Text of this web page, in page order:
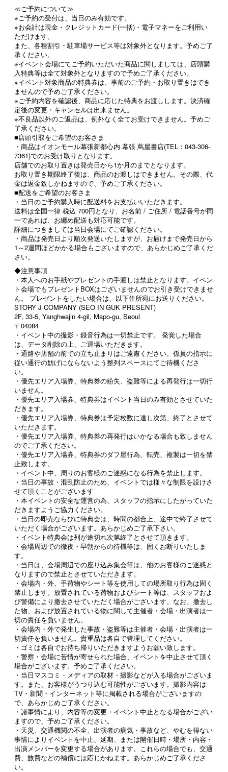
≪ご予約について≫
※ご予約の受付は、当日のみ有効です。
※お会計は現金・クレジットカード(一括)・電子マネーをご利用い
ただけます。
また、各種割引・駐車場サービス等は対象外となります。予めご了
承ください。
※イベント会場にてご予約いただいた商品に関しましては、店頭購
入特典等は全て対象外となりますので予めご了承ください。
※イベント対象商品の特典券は、事前のご予約・お取り置きはでき
ませんので予めご了承ください。
※ご予約内容を確認後、商品に応じた特典をお渡しします。決済確
定後の変更・キャンセルは出来ません。
※不良品以外のご返品は、例外なく全てお受けできません。予めご
了承ください。
■店頭引取をご希望のお客さま
・商品はイオンモール幕張新都心内 幕張 蔦屋書店(TEL：043-306-
7361)でのお受け取りとなります。
店舗でのお取り置きは発売日から1か月のまでとなります。
お取り置き期限終了後は、商品のお渡しはできません。その際、代
金は返金致しかねますので、予めご了承ください。
■配送をご希望のお客さま
・当日のご予約購入時に配送料をお支払いいただきます。
送料は全国一律 税込 700円となり、お名前 / ご住所 / 電話番号が同
一であれば、お纏め配送も対応可能です。
詳細につきましては当日会場にてご確認ください。
・商品は発売日より順次発送いたしますが、お届けまで発売日から
1～2週間ほどかかる場合もございますので、あらかじめご了承くだ
さい。
◆注意事項
・本人へのお手紙やプレゼントの手渡しは禁止となります。イベン
ト会場でもプレゼントBOXはございませんのでお引き受けできませ
ん。 プレゼントをしたい場合は、以下住所宛にお送りください。
STORY J COMPANY (SEO IN GUK PRESENT)
2F, 33-5, Yanghwajin 4-gil, Mapo-gu, Seoul
〒04084
・イベント中の撮影・録音行為は一切禁止です。 発覚した場合
は、データ削除の上、ご退場いただきます。
・通路や店舗の前での立ち止まりはご遠慮ください。係員の指示に
従い通行の妨げにならないよう整列スペースにてご待機くださ
い。
・優先エリア入場券、特典券の紛失、盗難等による再発行は一切行
いません。
・優先エリア入場券、特典券はイベント当日のみ有効とさせていた
だきます。
・優先エリア入場券、特典券は予定枚数に達し次第、終了とさせて
いただきます。
・優先エリア入場券、特典券の再発行はいかなる場合も致しません
のでご了承ください。
・優先エリア入場券、特典券のダフ屋行為、転売、複製は一切を禁
止致します。
・イベント中、周りのお客様のご迷惑になる行為を禁止します。
・当日の事故・混乱防止のため、イベントでは様々な制限を設けさ
せて頂くことがございます
・本イベントの安全な運営の為、スタッフの指示にしたがっていた
だきますようご協力ください。
・当日の即売ならびに特典会は、時間の都合上、途中で終了させて
いただく場合がございます。あらかじめご了承下さい。
・イベント特典会は列が途切れ次第終了とさせて頂きます。
・会場周辺での徹夜・早朝からの待機等は、固くお断りいたしま
す。
・当日は、会場周辺での座り込み集会等は、他のお客様のご迷惑と
なりますので禁止とさせていただきます。
・会場内・外、手荷物やシート等を使用しての場所取り行為は固く
禁止します。放置されている荷物およびシート等は、スタッフおよ
び警備により撤去させていただく場合がございます。なお、撤去し
た物、および放置されている物に関して主催者・会場・出演者は一
切の責任を負いません。
・会場内・外で発生した事故・盗難等は主催者・会場・出演者は一
切責任を負いません。貴重品は各自で管理してください。
・ゴミは各自でお持ち帰りいただきますようお願い致します。
・警察・会場に苦情が寄せられた場合、イベントを中止させて頂く
場合がございます。予めご了承ください。
・当日マスコミ・メディアの取材・撮影などが入る場合がございま
す。また、お客様がうつり込む可能性がございます。撮影内容は
TV・新聞・インターネット等に掲載される場合がございますの
で、あらかじめご了承ください。
・諸事情により、内容等の変更・イベント中止となる場合がござい
ますので、予めご了承ください。
・天災、交通機関の不全、出演者の病気・事故など、やむを得ない
事情によりイベントを中止、延期、または開催日時・場所・内容・
出演メンバーを変更する場合があります。これらの場合でも、交通
費、旅費などの補償には応じかねます。あらかじめご了承くださ
い。